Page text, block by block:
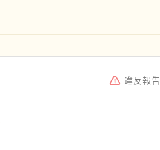
違反報告